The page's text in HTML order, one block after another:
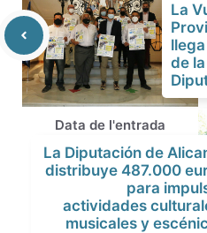
La
de
Data de l'entrada
La Diputación de
distribuye 487.000
para
actividades
musicales y